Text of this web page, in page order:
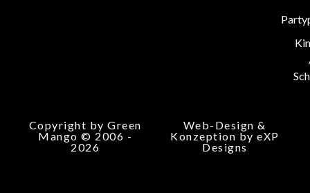
Copyright by Green
Mango © 2006 -
2026
Web-Design &
Konzeption by eXP
Designs